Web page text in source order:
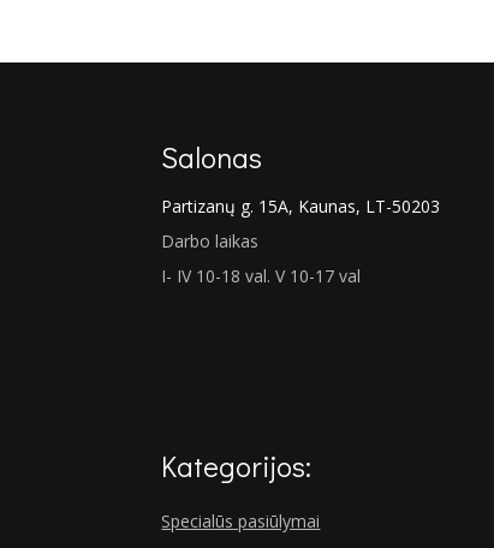
Salonas
Partizanų g. 15A, Kaunas, LT-50203
Darbo laikas
I- IV 10-18 val. V 10-17 val
Kategorijos:
Specialūs pasiūlymai